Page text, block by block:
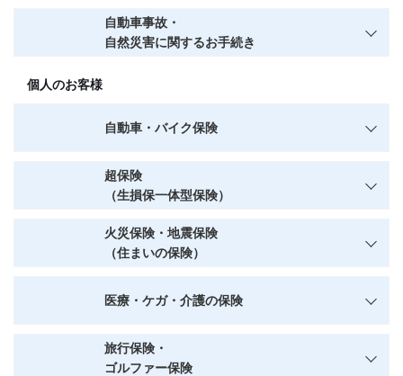
自動車事故・
自然災害に関するお手続き
個人のお客様
自動車・バイク保険
超保険
（生損保一体型保険）
火災保険・地震保険
（住まいの保険）
医療・ケガ・介護の保険
旅行保険・
ゴルファー保険